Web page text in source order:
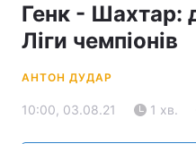
Генк - Шахтар:
Ліги чемпіонів
АНТОН ДУДАР
10:00, 03.08.21 1 хв.